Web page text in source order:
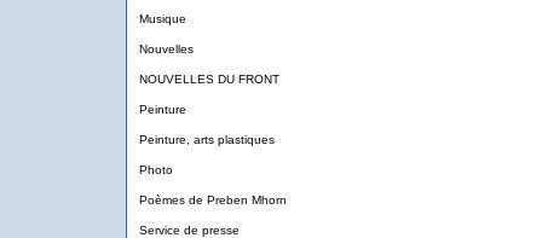
Musique
Nouvelles
NOUVELLES DU FRONT
Peinture
Peinture, arts plastiques
Photo
Poèmes de Preben Mhorn
Service de presse